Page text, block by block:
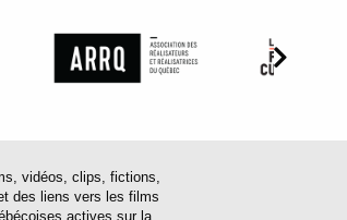
vidéos, clips, fictions,
des liens vers les films
actives sur la